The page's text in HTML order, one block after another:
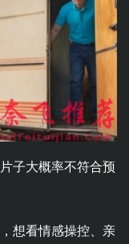
子大概率不符合预
想看情感操控、亲